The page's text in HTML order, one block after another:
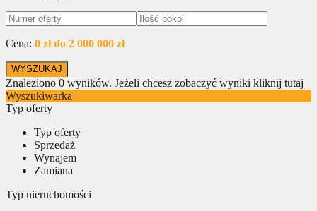
Cena: 0 zł do 2 000 000 zł
Znaleziono 0 wyników. Jeżeli chcesz zobaczyć wyniki kliknij tutaj
Wyszukiwarka
Typ oferty
Typ oferty
Sprzedaż
Wynajem
Zamiana
Typ nieruchomości